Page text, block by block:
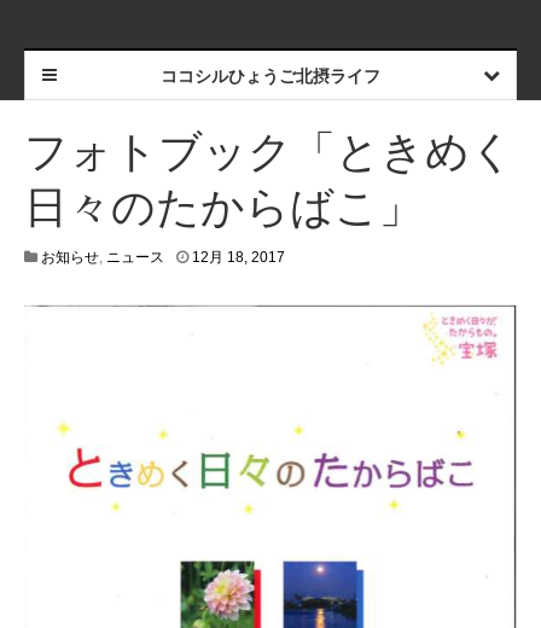
ココシルひょうご北摂ライフ
フォトブック「ときめく
日々のたからばこ」
お知らせ, ニュース 12月 18, 2017